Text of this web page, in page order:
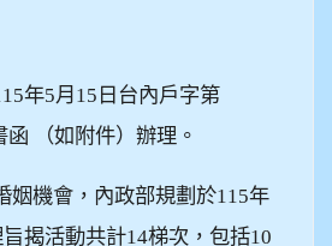
年5月15日台內戶字第
函 （如附件）辦理。
姻機會，內政部規劃於115年
揭活動共計14梯次，包括10